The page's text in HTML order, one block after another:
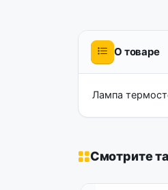
О товаре
Лампа
Смотрите